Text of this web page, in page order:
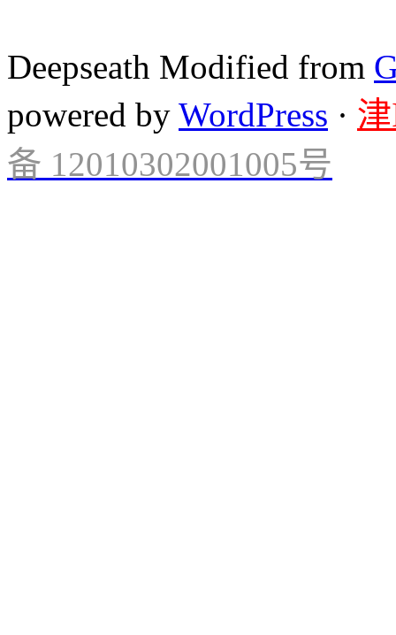
Deepseath Modified from
powered by WordPress ·
备 12010302001005号